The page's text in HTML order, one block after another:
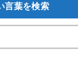
言葉を検索
索: